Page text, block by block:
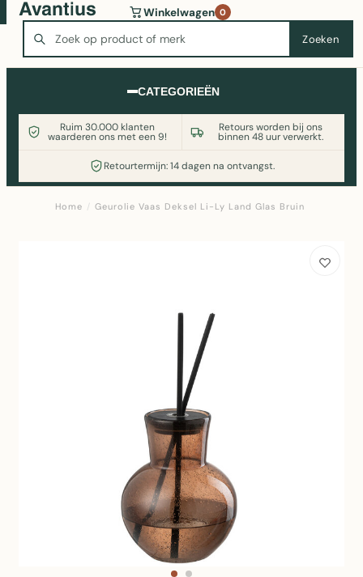
Zoeken
Winkelwagen 0
CATEGORIEËN
Ruim 30.000 klanten
waarderen ons met een 9!
Retours worden bij ons
binnen 48 uur verwerkt.
Retourtermijn: 14 dagen na ontvangst.
Wasmachine of koelkast nodig? Vergelijk alle prijzen op
Witgoedaanbod.nl
Home / Geurolie Vaas Deksel Li-Ly Land Glas Bruin